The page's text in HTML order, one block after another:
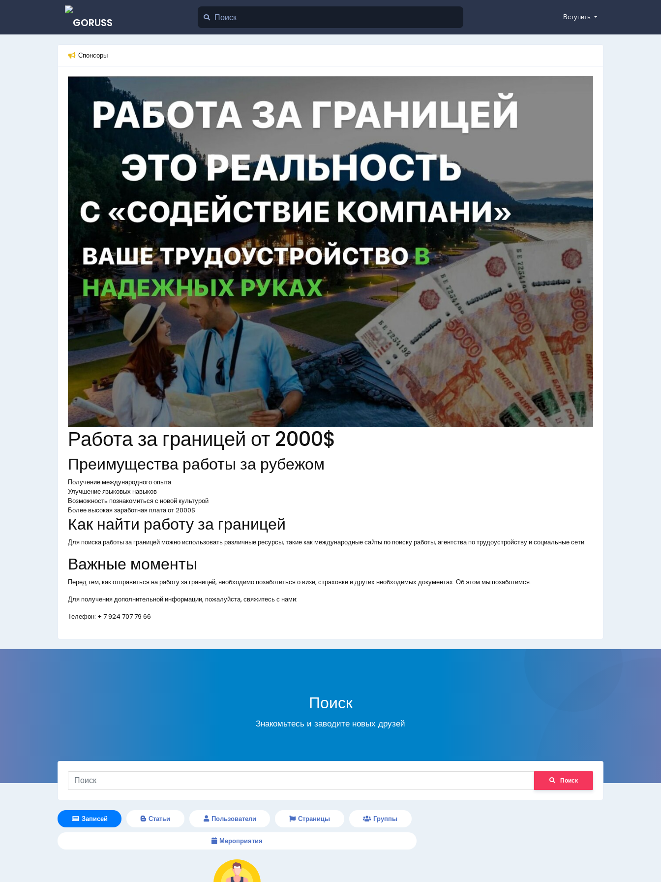
Вступить
Спонсоры
Работа за границей от 2000$
Преимущества работы за рубежом
Получение международного опыта
Улучшение языковых навыков
Возможность познакомиться с новой культурой
Более высокая заработная плата от 2000$
Как найти работу за границей
Для поиска работы за границей можно использовать различные ресурсы, такие как международные сайты по поиску работы, агентства по трудоустройству и социальные сети.
Важные моменты
Перед тем, как отправиться на работу за границей, необходимо позаботиться о визе, страховке и других необходимых документах. Об этом мы позаботимся.
Для получения дополнительной информации, пожалуйста, свяжитесь с нами:
Телефон: + 7 924 707 79 66
Поиск
Знакомьтесь и заводите новых друзей
Поиск
Записей Статьи Пользователи Страницы Группы
Мероприятия